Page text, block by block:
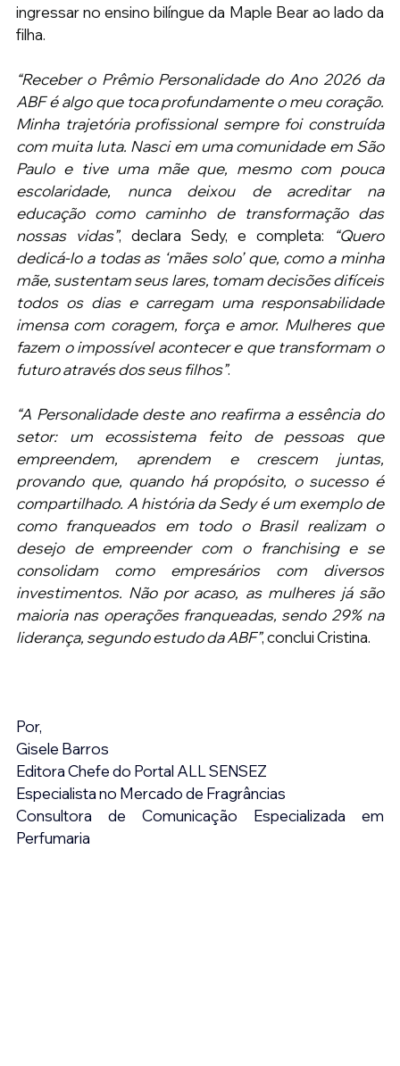
ingressar no ensino bilíngue da Maple Bear ao lado da
filha.
“Receber o Prêmio Personalidade do Ano 2026 da
ABF é algo que toca profundamente o meu coração.
Minha trajetória profissional sempre foi construída
com muita luta. Nasci em uma comunidade em São
Paulo e tive uma mãe que, mesmo com pouca
escolaridade, nunca deixou de acreditar na
educação como caminho de transformação das
nossas vidas”, declara Sedy, e completa:
“Quero
dedicá-lo a todas as ‘mães solo’ que, como a minha
mãe, sustentam seus lares, tomam decisões difíceis
todos os dias e carregam uma responsabilidade
imensa com coragem, força e amor. Mulheres que
fazem o impossível acontecer e que transformam o
futuro através dos seus filhos”.
“A Personalidade deste ano reafirma a essência do
setor: um ecossistema feito de pessoas que
empreendem, aprendem e crescem juntas,
provando que, quando há propósito, o sucesso é
compartilhado. A história da Sedy é um exemplo de
como franqueados em todo o Brasil realizam o
desejo de empreender com o franchising e se
consolidam como empresários com diversos
investimentos. Não por acaso, as mulheres já são
maioria nas operações franqueadas, sendo 29% na
liderança, segundo estudo da ABF”, conclui Cristina.
Por,
Gisele Barros
Editora Chefe do Portal ALL SENSEZ
Especialista no Mercado de Fragrâncias
Consultora de Comunicação Especializada em
Perfumaria